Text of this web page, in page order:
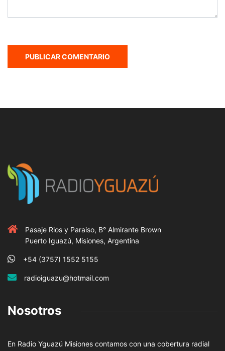
Pasaje Rios y Paraiso, B° Almirante Brown
Puerto Iguazú, Misiones, Argentina
+54 (3757) 1552 5155
radioiguazu@hotmail.com
Nosotros
En Radio Yguazú Misiones contamos con una cobertura radial